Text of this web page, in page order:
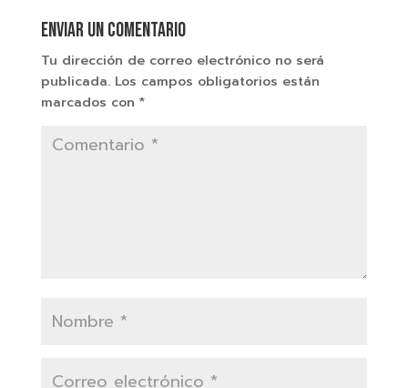
Enviar un comentario
Tu dirección de correo electrónico no será
publicada. Los campos obligatorios están
marcados con *